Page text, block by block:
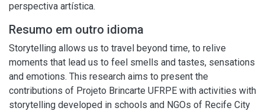
perspectiva artística.
Resumo em outro idioma
Storytelling allows us to travel beyond time, to relive
moments that lead us to feel smells and tastes, sensations
and emotions. This research aims to present the
contributions of Projeto Brincarte UFRPE with activities with
storytelling developed in schools and NGOs of Recife City